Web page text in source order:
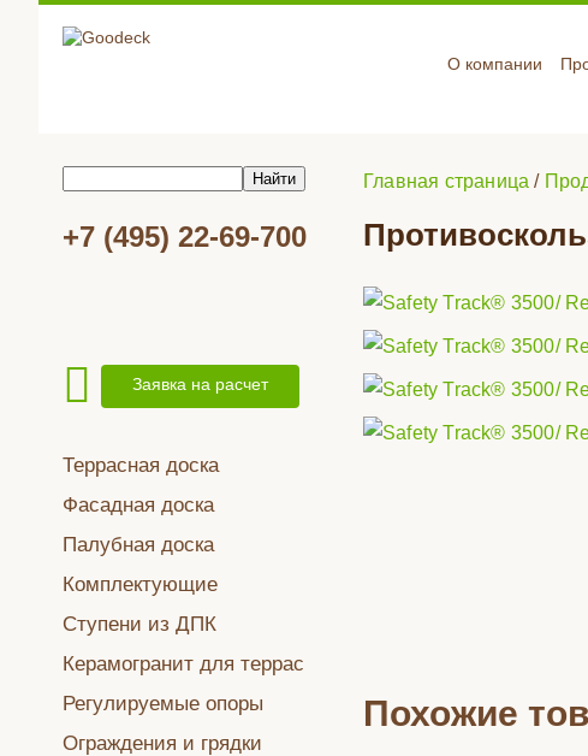
О компании
+7 (495) 22-69-700
Заявка на расчет
Террасная доска
Фасадная доска
Палубная доска
Комплектующие
Ступени из ДПК
Керамогранит для террас
Регулируемые опоры
Ограждения и грядки
Главная страница /
Похожие